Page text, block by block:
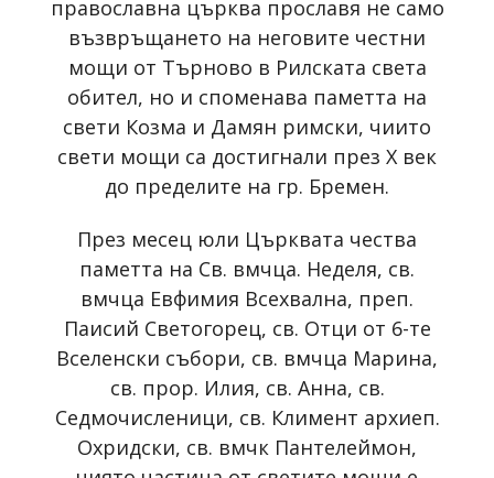
православна църква прославя не само
възвръщането на неговите честни
мощи от Търново в Рилската света
обител, но и споменава паметта на
свети Козма и Дамян римски, чиито
свети мощи са достигнали през X век
до пределите на гр. Бремен.
През месец юли Църквата чества
паметта на Св. вмчца. Неделя, св.
вмчца Евфимия Всехвална, преп.
Паисий Светогорец, св. Отци от 6-те
Вселенски събори, св. вмчца Марина,
св. прор. Илия, св. Анна, св.
Седмочисленици, св. Климент архиеп.
Охридски, св. вмчк Пантелеймон,